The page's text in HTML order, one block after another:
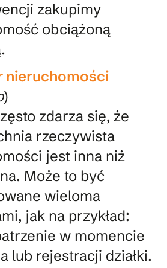
zakupimy
obciążoną
nieruchomości
)
zdarza się, że
rzeczywista
jest inna niż
Może to być
wieloma
jak na przykład:
w momencie
lub rejestracji działki.